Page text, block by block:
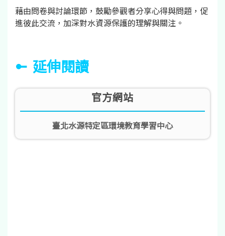
藉由問卷與討論環節，鼓勵參觀者分享心得與問題，促
進彼此交流，加深對水資源保護的理解與關注。
延伸閱讀
官方網站
臺北水源特定區環境教育學習中心